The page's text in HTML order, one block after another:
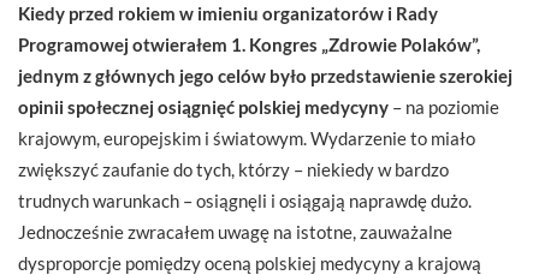
Kiedy przed rokiem w imieniu organizatorów i Rady
Programowej otwierałem 1. Kongres „Zdrowie Polaków”,
jednym z głównych jego celów było przedstawienie szerokiej
opinii społecznej osiągnięć polskiej medycyny – na poziomie
krajowym, europejskim i światowym. Wydarzenie to miało
zwiększyć zaufanie do tych, którzy – niekiedy w bardzo
trudnych warunkach – osiągnęli i osiągają naprawdę dużo.
Jednocześnie zwracałem uwagę na istotne, zauważalne
dysproporcje pomiędzy oceną polskiej medycyny a krajową